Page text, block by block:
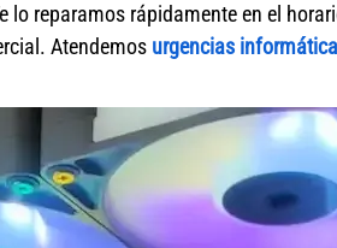
lo reparamos rápidamente en el
Atendemos urgencias